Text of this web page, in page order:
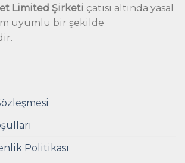
Limited Şirketi çatısı altında yasal
uyumlu bir şekilde
Politikası